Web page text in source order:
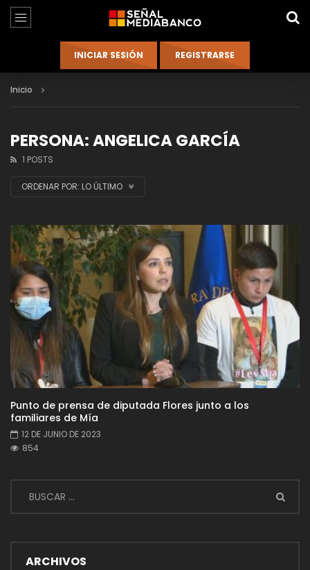
Inicio
PERSONA: ANGELICA GARCÍA
1 POSTS
ORDENAR POR: LO ÚLTIMO
Punto de prensa de diputada Flores junto a los
familiares de Mía
12 DE JUNIO DE 2023
854
ARCHIVOS